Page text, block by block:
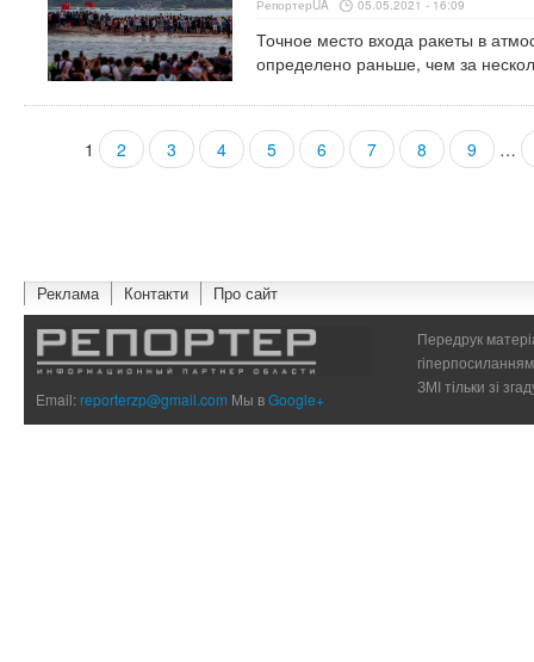
РепортерUA 05.05.2021 - 16:09
Точное место входа ракеты в
определено раньше, чем за
Страницы
1 2 3 4 5 6 7 8 9 …
Реклама Контакти Про сайт
Email:reporterzp@gmail.com Мы вGoogle+
Передрук
ЗМІ тільки зі